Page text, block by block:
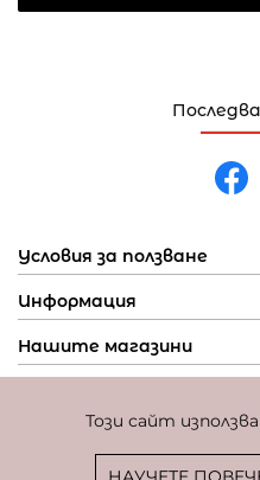
Този сайт
Условия за ползване
Информация
Нашите магазини
Фиксиран курс за